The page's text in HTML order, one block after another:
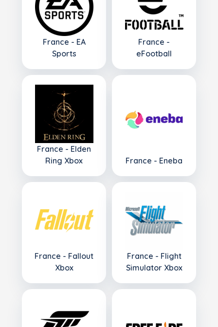
France - EA
Sports
France -
eFootball
France - Elden
Ring Xbox
France - Eneba
France - Fallout
Xbox
France - Flight
Simulator Xbox